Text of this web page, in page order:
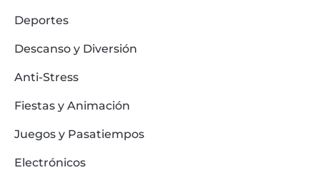
Deportes
Descanso y Diversión
Anti-Stress
Fiestas y Animación
Juegos y Pasatiempos
Electrónicos